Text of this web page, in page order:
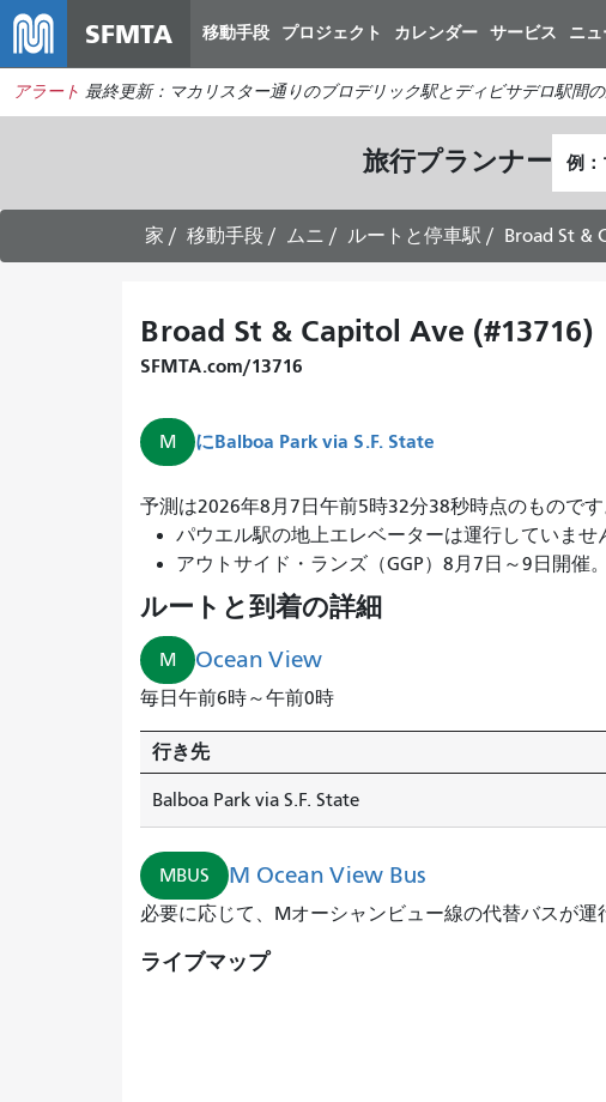
SFMTA 移動手段 プロジェクト カレンダー サービス ニ
アラート 最終更新：マカリスター通りのブロデリック駅とディビサデロ駅間
旅行プランナー 出
発
地
点
家 移動手段 ムニ ルートと停車駅 Broad St &
Broad St & Capitol Ave (#13716)
SFMTA.com/13716
M にBalboa Park via S.F. State
予測は2026年8月7日午前5時32分38秒時点のものです
パウエル駅の地上エレベーターは運行していませ
アウトサイド・ランズ（GGP）8月7日～9日開催
ルートと到着の詳細
M Ocean View
毎日午前6時～午前0時
行き先
Balboa Park via S.F. State
MBUS M Ocean View Bus
必要に応じて、Mオーシャンビュー線の代替バスが運
ライブマップ